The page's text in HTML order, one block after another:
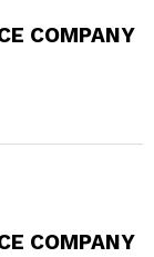
COMPANY
COMPANY